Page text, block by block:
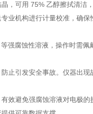
，可用 75% 乙醇擦拭清
业机构进行计量校准，确保
强腐蚀性溶液，操作时需
止引发安全事故。仪器出
效避免强腐蚀溶液对电极